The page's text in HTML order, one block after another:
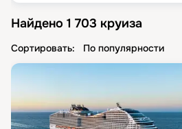
Найдено 1 703 круиза
Сортировать: По популярности